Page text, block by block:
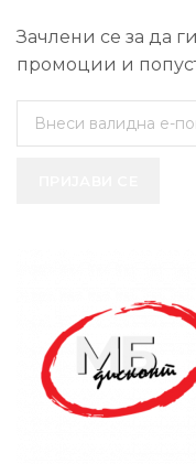
Зачлени се за да
промоции и